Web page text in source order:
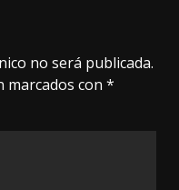
no será publicada.
marcados con *